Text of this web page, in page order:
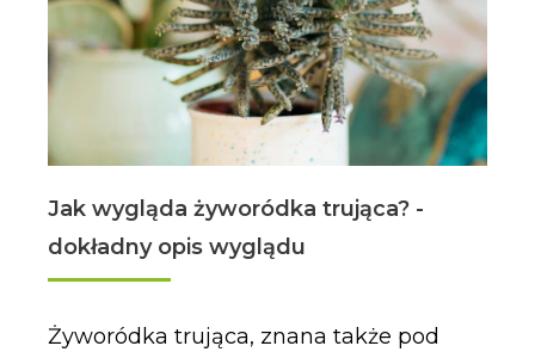
Jak wygląda żyworódka trująca? -
dokładny opis wyglądu
Żyworódka trująca, znana także pod